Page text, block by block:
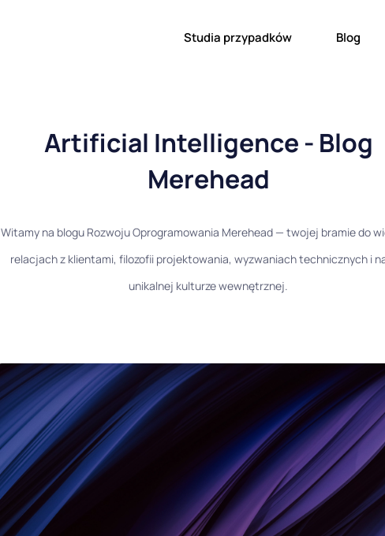
Studia przypadków Blog
Artificial Intelligence - Blog
Merehead
Witamy na blogu Rozwoju Oprogramowania Merehead — twojej bramie do
relacjach z klientami, filozofii projektowania, wyzwaniach technicznych i
unikalnej kulturze wewnętrznej.